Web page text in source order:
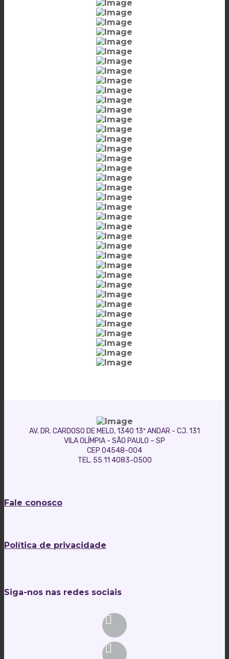
AV. DR. CARDOSO DE MELO, 1340 13º ANDAR - CJ. 131
VILA OLÍMPIA - SÃO PAULO – SP
CEP 04548-004
TEL. 55 11 4083-0500
Fale conosco
Política de privacidade
Siga-nos nas redes sociais